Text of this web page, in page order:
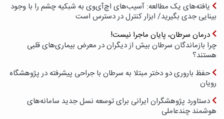
یافته‌های یک مطالعه: آسیب‌های اچ‌آی‌وی به شبکیه چشم را با وجود
بینایی جدی بگیرید/ ابزار کنترل در دسترس است
درمان سرطان، پایان ماجرا نیست!
چرا بازماندگان سرطان بیش از دیگران در معرض بیماری‌های قلبی
هستند؟
حفظ باروری دو دختر مبتلا به سرطان با جراحی پیشرفته در پژوهشگاه
رویان
دستاورد پژوهشگران ایرانی برای توسعه نسل جدید سامانه‌های
هوشمند چندعاملی